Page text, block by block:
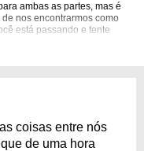
ambas as partes, mas é
nos encontrarmos como
está passando e tente
maneira!
coisas entre nós
de uma hora